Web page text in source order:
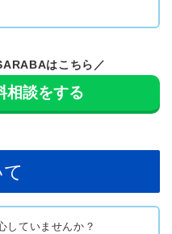
はこちら／
相談をする
していませんか？